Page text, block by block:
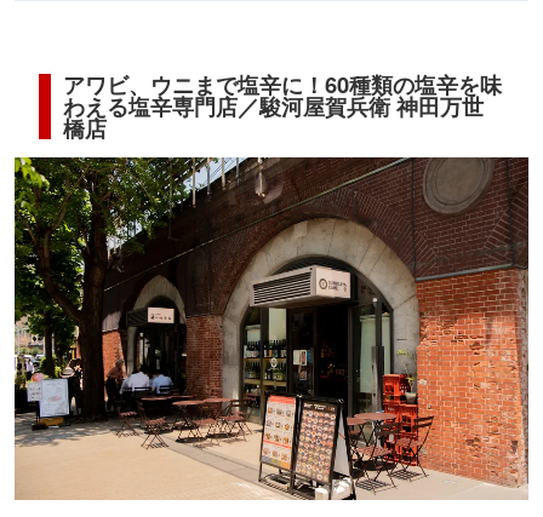
アワビ、ウニまで塩辛に！60種類の塩辛を味
わえる塩辛専門店／駿河屋賀兵衛 神田万世
橋店